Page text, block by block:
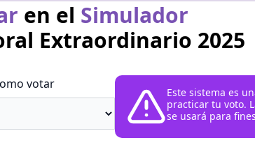
en el Simulador
Extraordinario 2025
votar
Este sistema es
practicar tu voto.
se usará para